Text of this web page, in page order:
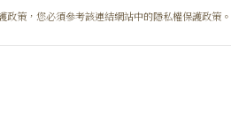
策，您必須參考該連結網站中的隱私權保護政策。